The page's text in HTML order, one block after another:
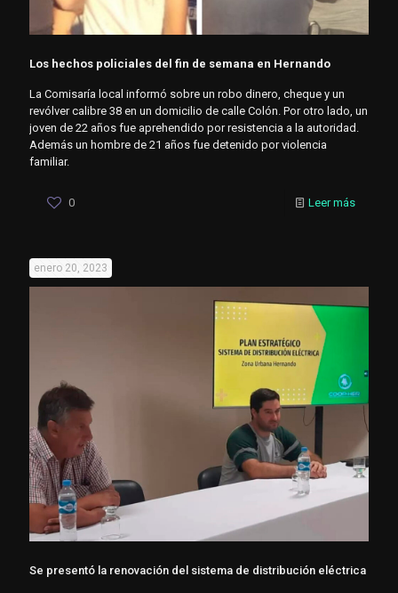
Los hechos policiales del fin de semana en Hernando
La Comisaría local informó sobre un robo dinero, cheque y un
revólver calibre 38 en un domicilio de calle Colón. Por otro lado, un
joven de 22 años fue aprehendido por resistencia a la autoridad.
Además un hombre de 21 años fue detenido por violencia
familiar.
0 Leer más
enero 20, 2023
Se presentó la renovación del sistema de distribución eléctrica